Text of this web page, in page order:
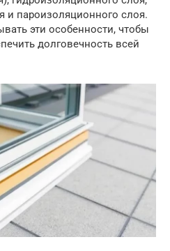
и пароизоляционного слоя.
эти особенности, чтобы
долговечность всей